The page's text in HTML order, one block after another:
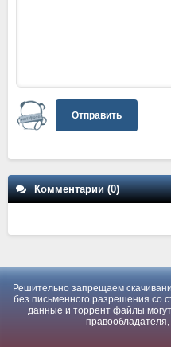
Отправить
Комментарии (0)
Решительно запрещаем
без письменного разрешения со
данные и торрент файлы